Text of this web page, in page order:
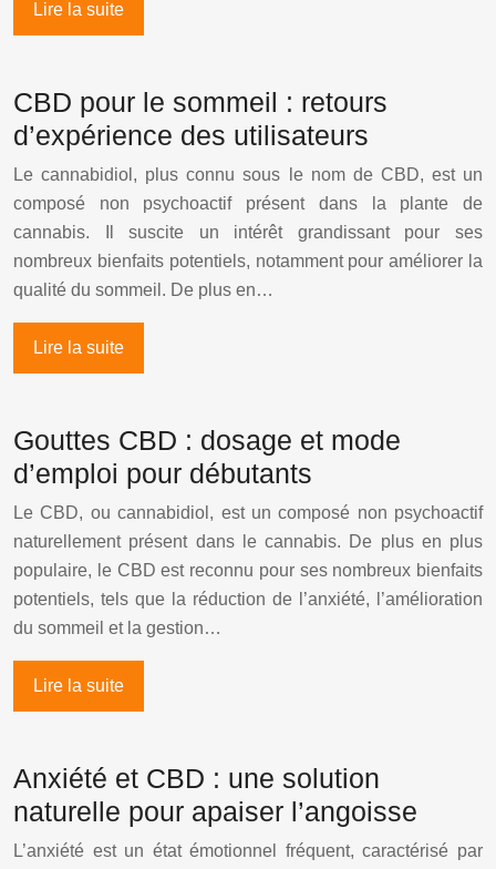
Lire la suite
CBD pour le sommeil : retours
d’expérience des utilisateurs
Le cannabidiol, plus connu sous le nom de CBD, est un
composé non psychoactif présent dans la plante de
cannabis. Il suscite un intérêt grandissant pour ses
nombreux bienfaits potentiels, notamment pour améliorer la
qualité du sommeil. De plus en…
Lire la suite
Gouttes CBD : dosage et mode
d’emploi pour débutants
Le CBD, ou cannabidiol, est un composé non psychoactif
naturellement présent dans le cannabis. De plus en plus
populaire, le CBD est reconnu pour ses nombreux bienfaits
potentiels, tels que la réduction de l’anxiété, l’amélioration
du sommeil et la gestion…
Lire la suite
Anxiété et CBD : une solution
naturelle pour apaiser l’angoisse
L’anxiété est un état émotionnel fréquent, caractérisé par